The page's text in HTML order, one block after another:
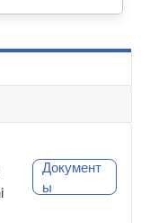
Документ
ы